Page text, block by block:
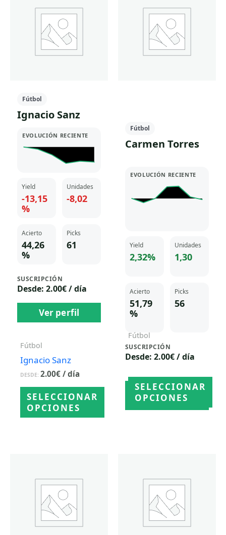
Fútbol
Ignacio Sanz
EVOLUCIÓN RECIENTE
Yield
-13,15
%
Unidades
-8,02
Acierto
44,26
%
Picks
61
SUSCRIPCIÓN
Desde: 2.00€ / día
Ver perfil
Fútbol
Ignacio Sanz
DESDE:2.00€ / día
SELECCIONAR
OPCIONES
variantes.
opciones
pueden
Fútbol
Carmen Torres
EVOLUCIÓN RECIENTE
Yield
2,32%
Unidades
1,30
Acierto
51,79
%
Picks
56
SUSCRIPCIÓN
Desde: 2.00€ / día
Ver perfil
Fútbol
Carmen Torres
SELECCIONAR
OPCIONES
opciones
pueden